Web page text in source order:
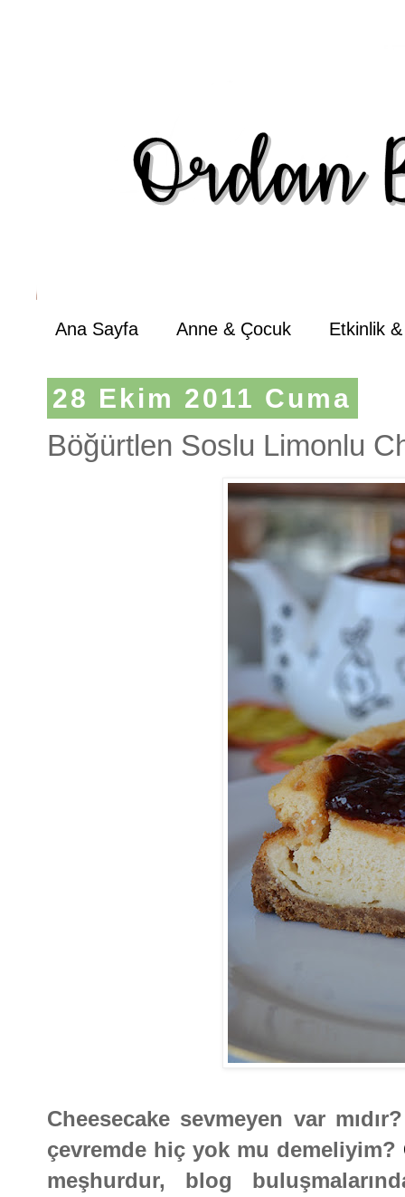
Ana Sayfa Anne & Çocuk Etkinlik
28 Ekim 2011 Cuma
Böğürtlen Soslu Limonlu
Cheesecake sevmeyen var
çevremde hiç yok mu demeliyim?
meşhurdur, blog